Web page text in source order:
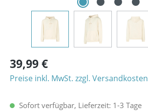
39,99 €
Preise inkl. MwSt. zzgl. Versandkosten
Sofort verfügbar, Lieferzeit: 1-3 Tage